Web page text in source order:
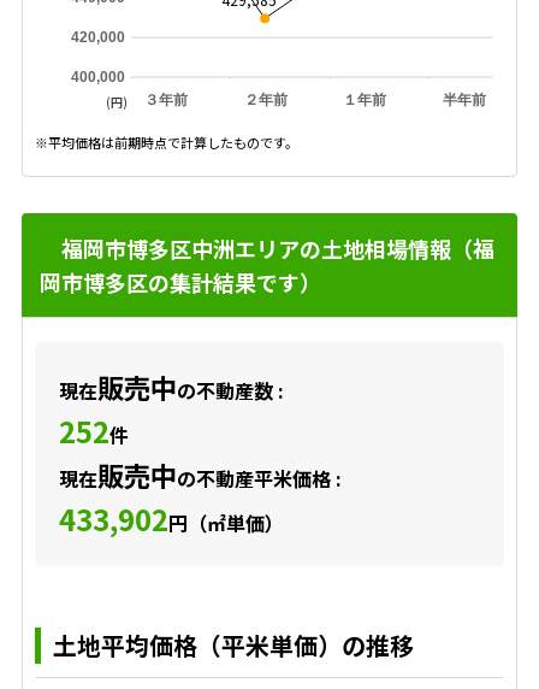
３年前 ２年前 １年前 半年前
400,000
420,000
(円)
※平均価格は前期時点で計算したものです。
福岡市博多区中洲エリアの土地相場情報（福
岡市博多区の集計結果です）
現在販売中の不動産数 :
252件
現在販売中の不動産平米価格 :
433,902円（㎡単価）
土地平均価格（平米単価）の推移